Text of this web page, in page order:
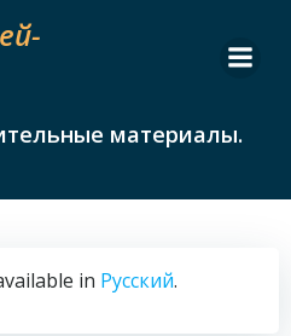
to
материалы.
in Русский.